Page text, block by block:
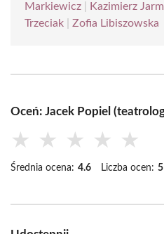
Markiewicz
Kazimierz
Trzeciak
Zofia Libiszowska
Oceń: Jacek Popiel
★ ★ ★ ★ ★
Średnia ocena: 4.6 Liczba ocen: 5